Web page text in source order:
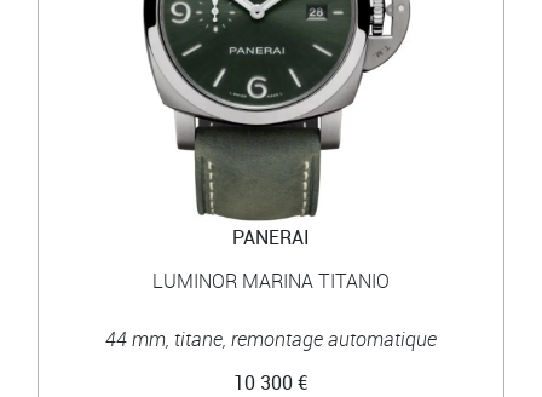
PANERAI
LUMINOR MARINA TITANIO
44 mm, titane, remontage automatique
10 300 €